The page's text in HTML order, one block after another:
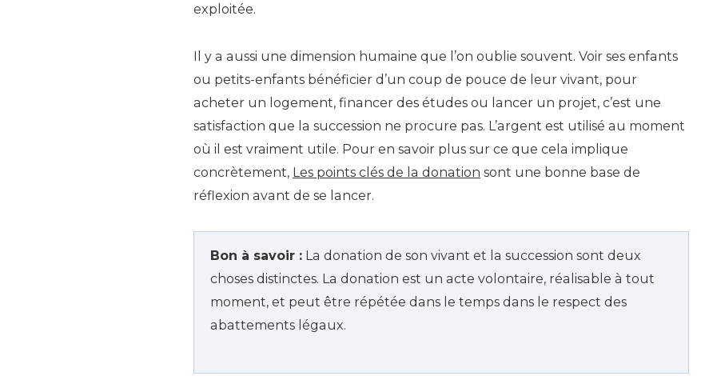
exploitée.
Il y a aussi une dimension humaine que l’on oublie souvent. Voir ses enfants
ou petits-enfants bénéficier d’un coup de pouce de leur vivant, pour
acheter un logement, financer des études ou lancer un projet, c’est une
satisfaction que la succession ne procure pas. L’argent est utilisé au moment
où il est vraiment utile. Pour en savoir plus sur ce que cela implique
concrètement, Les points clés de la donation sont une bonne base de
réflexion avant de se lancer.
Bon à savoir : La donation de son vivant et la succession sont deux
choses distinctes. La donation est un acte volontaire, réalisable à tout
moment, et peut être répétée dans le temps dans le respect des
abattements légaux.